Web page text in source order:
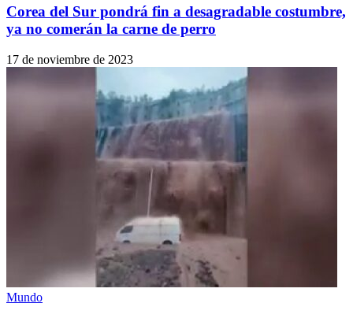
Corea del Sur pondrá fin a desagradable costumbre,
ya no comerán la carne de perro
17 de noviembre de 2023
Mundo